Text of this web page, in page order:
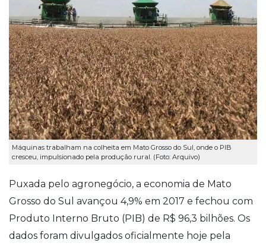
Máquinas trabalham na colheita em Mato Grosso do Sul, onde o PIB
cresceu, impulsionado pela produção rural. (Foto: Arquivo)
Puxada pelo agronegócio, a economia de Mato
Grosso do Sul avançou 4,9% em 2017 e fechou com
Produto Interno Bruto (PIB) de R$ 96,3 bilhões. Os
dados foram divulgados oficialmente hoje pela